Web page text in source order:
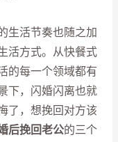
活节奏也随之加
活方式。从快餐式
的每一个领域都有
下，闪婚闪离也就
了，想挽回对方该
后挽回老公的三个